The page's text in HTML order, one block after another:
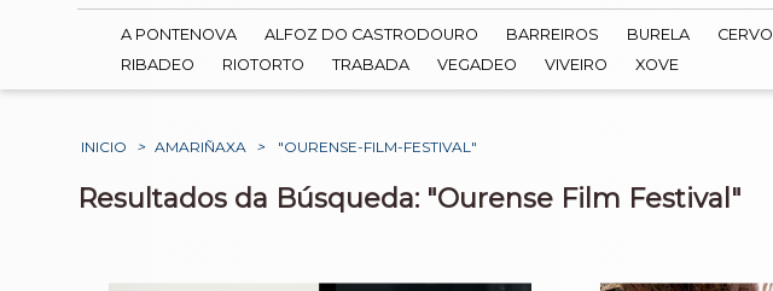
A PONTENOVA ALFOZ DO CASTRODOURO BARREIROS BURELA CERVO
RIBADEO
RIOTORTO TRABADA VEGADEO VIVEIRO XOVE
INICIO > AMARIÑAXA > "OURENSE-FILM-FESTIVAL"
Resultados da Búsqueda: "Ourense Film Festival"